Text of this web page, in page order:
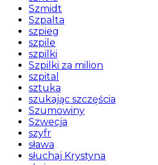
Szmidt
Szpalta
szpieg
szpile
szpilki
Szpilki za milion
szpital
sztuka
szukając szczęścia
Szumowiny
Szwecja
szyfr
sława
słuchaj Krystyna